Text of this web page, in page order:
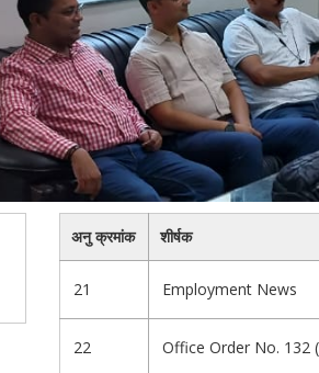
अनु क्रमांक शीर्षक
21 Employment News
22 Office Order No. 132